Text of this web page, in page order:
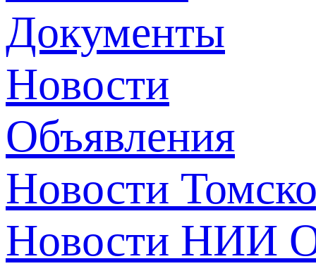
Документы
Новости
Объявления
Новости
Новости НИИ